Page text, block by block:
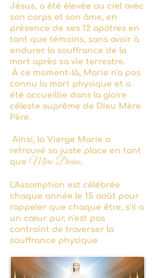
Jésus, a été élevée au ciel avec
son corps et son âme, en
présence de ses 12 apôtres en
tant que témoins, sans avoir à
endurer la souffrance de la
mort après sa vie terrestre.
À ce moment-là, Marie n'a pas
connu la mort physique et a
été accueillie dans la gloire
céleste suprême de Dieu Mère
Père.
Ainsi, la Vierge Marie a
retrouvé sa juste place en tant
que Mère Divine.
L'Assomption est célébrée
chaque année le 15 août pour
rappeler que chaque être, s'il a
un cœur pur, n'est pas
contraint de traverser la
souffrance physique